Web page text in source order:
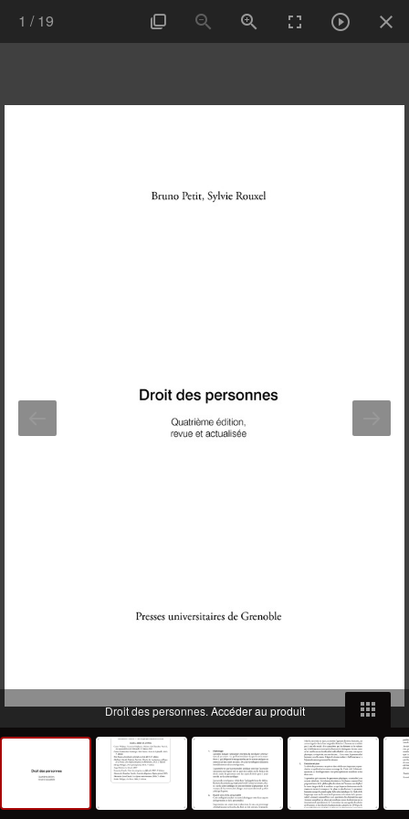
1 /19
Droit des personnes.Accéder au produit